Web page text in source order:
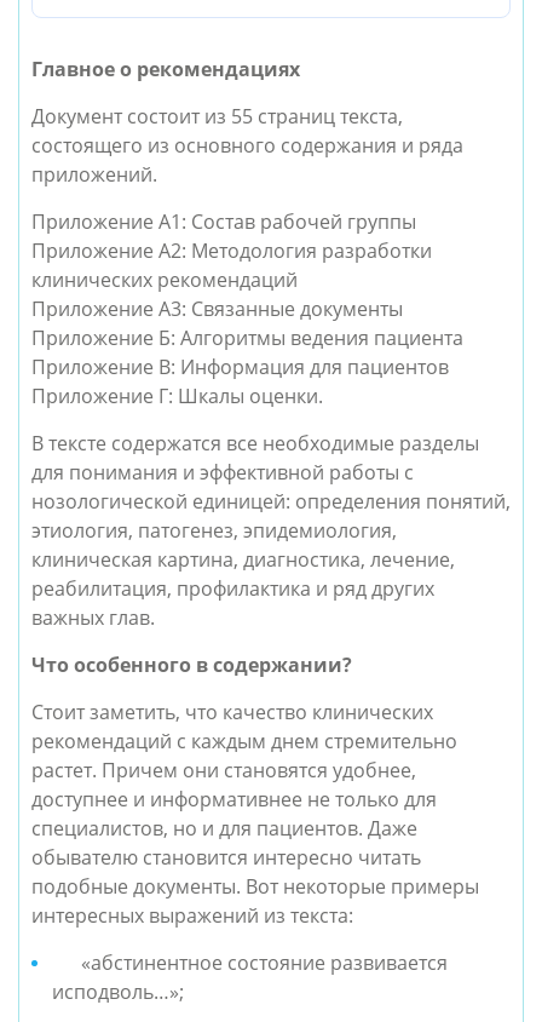
Главное о рекомендациях
Документ состоит из 55 страниц текста,
состоящего из основного содержания и ряда
приложений.
Приложение А1: Состав рабочей группы
Приложение А2: Методология разработки
клинических рекомендаций
Приложение А3: Связанные документы
Приложение Б: Алгоритмы ведения пациента
Приложение В: Информация для пациентов
Приложение Г: Шкалы оценки.
В тексте содержатся все необходимые разделы
для понимания и эффективной работы с
нозологической единицей: определения понятий,
этиология, патогенез, эпидемиология,
клиническая картина, диагностика, лечение,
реабилитация, профилактика и ряд других
важных глав.
Что особенного в содержании?
Стоит заметить, что качество клинических
рекомендаций с каждым днем стремительно
растет. Причем они становятся удобнее,
доступнее и информативнее не только для
специалистов, но и для пациентов. Даже
обывателю становится интересно читать
подобные документы. Вот некоторые примеры
интересных выражений из текста:
«абстинентное состояние развивается
исподволь…»;